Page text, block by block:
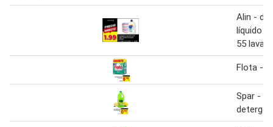
Alin -
líquido
55
Flota -
Spar -